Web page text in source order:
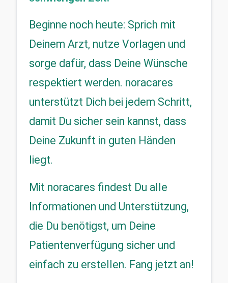
Beginne noch heute: Sprich mit
Deinem Arzt, nutze Vorlagen und
sorge dafür, dass Deine Wünsche
respektiert werden. noracares
unterstützt Dich bei jedem Schritt,
damit Du sicher sein kannst, dass
Deine Zukunft in guten Händen
liegt.
Mit noracares findest Du alle
Informationen und Unterstützung,
die Du benötigst, um Deine
Patientenverfügung sicher und
einfach zu erstellen. Fang jetzt an!